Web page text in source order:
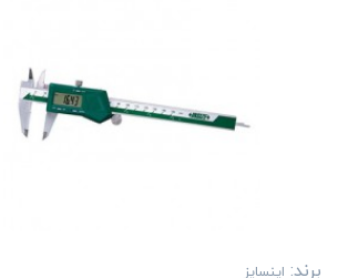
برند: اینسایز